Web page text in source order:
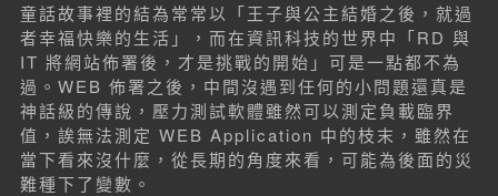
童話故事裡的結為常常以「王子與公主結婚之後，就過
者幸福快樂的生活」，而在資訊科技的世界中「RD 與
IT 將網站佈署後，才是挑戰的開始」可是一點都不為
過。WEB 佈署之後，中間沒遇到任何的小問題還真是
神話級的傳說，壓力測試軟體雖然可以測定負載臨界
值，誒無法測定 WEB Application 中的枝末，雖然在
當下看來沒什麼，從長期的角度來看，可能為後面的災
難種下了變數。